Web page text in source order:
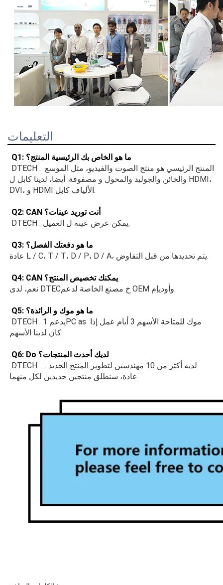
التعليمات
والخائن والجوليد والمحول و مصفوفة. أيضا، لدينا كابل ل HDMI،
DVI، و HDMI الألياف كابل.
DTECH . يمكن عرض عينة ل العميل.
عادة L / C، T / T، D / P، D / A، يتم تحديدها من قبل التفاوض.
نعم، لدى DTECخ مصنع الخاصة لدعم OEM وأوديإم.
كان لدينا الأسهم.
عادة، سنطلق منتجين جديدين لكل منهما.